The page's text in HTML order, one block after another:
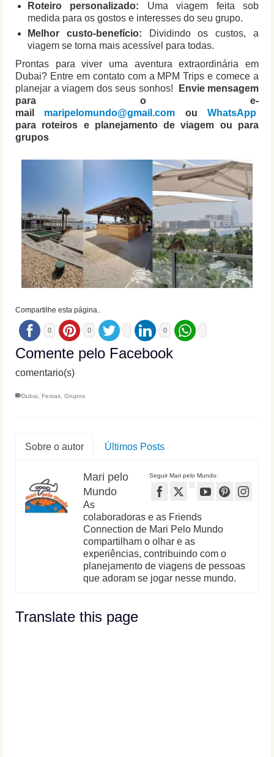
Roteiro personalizado: Uma viagem feita sob
medida para os gostos e interesses do seu grupo.
Melhor custo-benefício: Dividindo os custos, a
viagem se torna mais acessível para todas.
Prontas para viver uma aventura extraordinária em
Dubai? Entre em contato com a MPM Trips e comece a
planejar a viagem dos seus sonhos!
Envie mensagem
para o e-
mail
maripelomundo@gmail.com ouWhatsApp
para roteiros e planejamento de viagem ou para
grupos
Compartilhe esta página..
0 0 0
Comente pelo Facebook
comentario(s)
Dubai, Festas, Grupos
Sobre o autor Últimos Posts
Seguir Mari pelo Mundo:
Mari pelo
Mundo
As
colaboradoras e as Friends
Connection de Mari Pelo Mundo
compartilham o olhar e as
experiências, contribuindo com o
planejamento de viagens de pessoas
que adoram se jogar nesse mundo.
Translate this page